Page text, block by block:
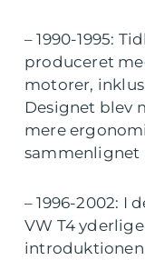
– 1990-1995:
produceret
motorer,
Designet blev
mere
sammenlignet
– 1996-2002: I
VW T4
introduktionen